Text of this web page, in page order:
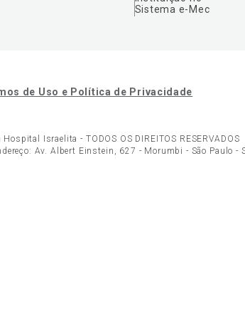
Sistema e-Mec
de Uso e Política de Privacidade
Israelita - TODOS OS DIREITOS RESERVADOS
Av. Albert Einstein, 627 - Morumbi - São Paulo -